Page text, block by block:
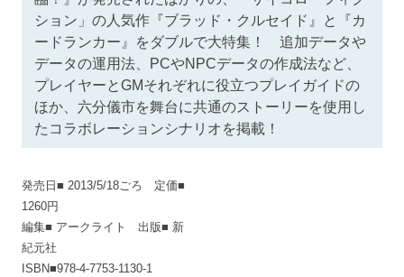
ション」の人気作『ブラッド・クルセイド』と『カ
ードランカー』をダブルで大特集！ 追加データや
データの運用法、PCやNPCデータの作成法など、
プレイヤーとGMそれぞれに役立つプレイガイドの
ほか、六分儀市を舞台に共通のストーリーを使用し
たコラボレーションシナリオを掲載！
発売日■ 2013/5/18ごろ 定価■
1260円
編集■ アークライト 出版■ 新
紀元社
ISBN■978-4-7753-1130-1